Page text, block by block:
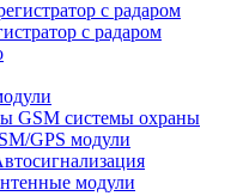
с радаром
GSM системы охраны
GPS модули
модули